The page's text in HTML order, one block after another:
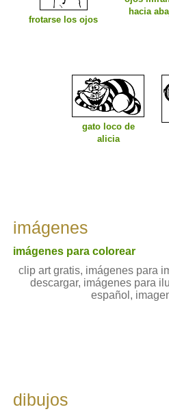
frotarse los ojos
hacia
gato loco de
alicia
imágenes
imágenes para colorear
clip art gratis, imágenes para
descargar, imágenes para
español,
dibujos